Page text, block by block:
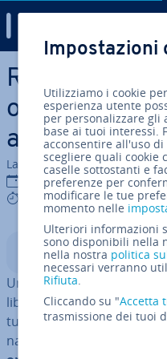
Vai al contenuto prin­ci­pa­le
Rimborso
oltre i confini
all’interno
La redazione di IONOS
12 set 2023
6 mins
Indice
Uno dei caratteri
libero mercato tra i Paesi
tutti gli Stati membri
nazionali senza par­ti­co­la­ri
Impostazioni
Utilizziamo i cookie
esperienza utente
per personalizzare
base ai tuoi interessi.
acconsentire all'uso
scegliere quali cookie
caselle sottostanti e
preferenze per
modificare le tue
momento nelle
Ulteriori informazioni
sono disponibili nella
nella nostra politica
necessari verranno
Rifiuta.
Cliccando su "Accetta
trasmissione dei tuoi